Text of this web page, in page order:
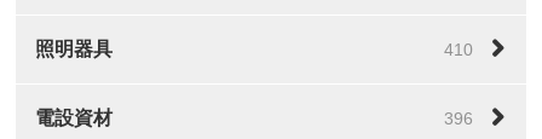
照明器具 410
電設資材 396